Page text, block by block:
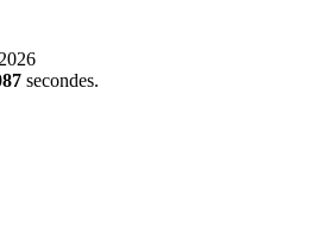
secondes.